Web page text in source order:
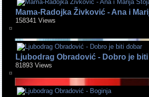
Mama-Radojka Živković - Ana i
158341 Views
Ljubodrag Obradović - Dobro je
81893 Views